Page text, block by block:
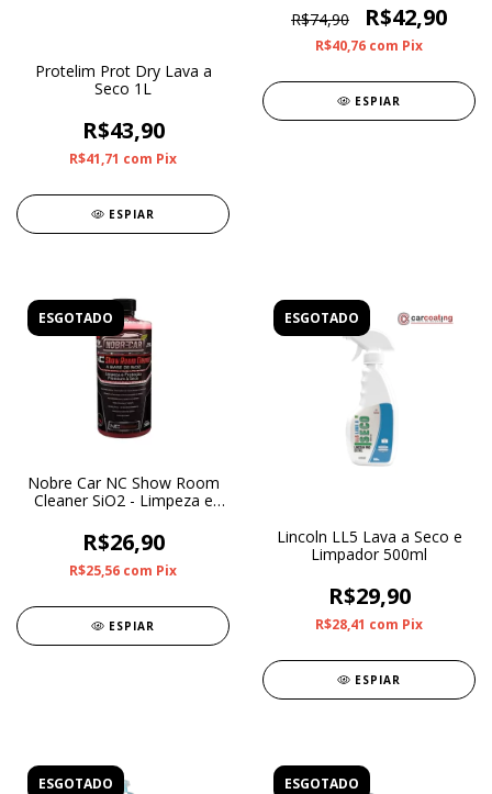
Protelim Prot Dry Lava a
Seco 1L
R$43,90
R$41,71 com Pix
ESPIAR
R$74,90
R$42,90
R$40,76 com Pix
ESPIAR
ESGOTADO
Nobre Car NC Show Room
Cleaner SiO2 - Limpeza e
R$26,90
R$25,56 com Pix
ESPIAR
ESGOTADO
Lincoln LL5 Lava a Seco e
Limpador 500ml
R$29,90
R$28,41 com Pix
ESPIAR
ESGOTADO ESGOTADO